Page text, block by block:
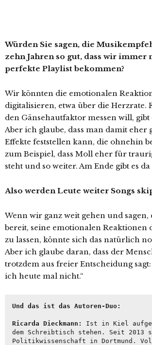
Würden Sie sagen, die
zehn Jahren so gut, dass wir immer
perfekte Playlist bekommen?
Wir könnten die emotionalen
digitalisieren, etwa über die Herzrate.
den Gänsehautfaktor messen will, gibt
Aber ich glaube, dass man damit eher
Effekte feststellen kann, die ohnehin
zum Beispiel, dass Moll eher für
steht und so weiter. Am Ende gibt es
Also werden Leute weiter Songs
Wenn wir ganz weit gehen und sagen,
bereit, seine emotionalen Reaktionen
zu lassen, könnte sich das natürlich
Aber ich glaube daran, dass der
trotzdem aus freier Entscheidung
ich heute mal nicht.“
Und das ist das Autoren-Duo:
Ricarda Dieckmann:
Ist in Kiel
dem Schreibtisch stehen. Seit
Politikwissenschaft in Dortmund.